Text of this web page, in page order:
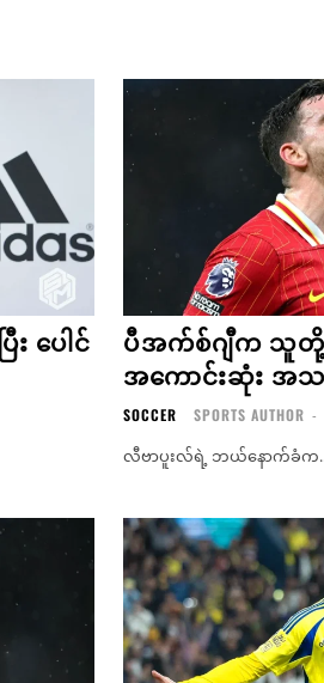
ပေါင်
ပီအက်စ်ဂျီက သူ
အကောင်းဆုံး အ
SOCCER SPORTS AUTHOR -
လီဗာပူးလ်ရဲ့ ဘယ်နောက်ခံက